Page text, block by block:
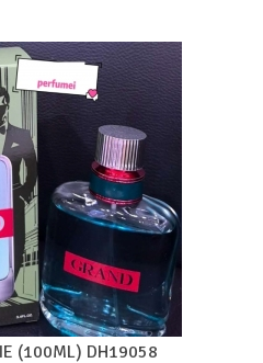
(100ML) DH19058